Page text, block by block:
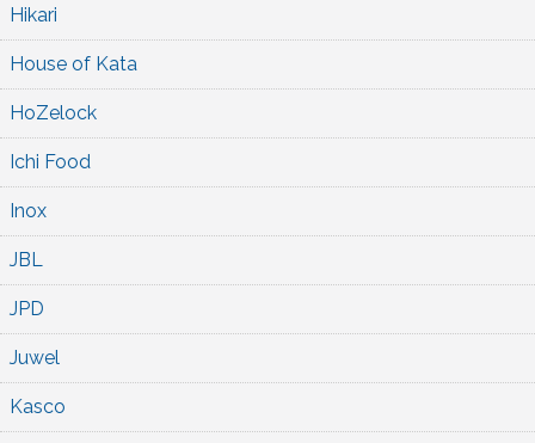
Hikari
House of Kata
HoZelock
Ichi Food
Inox
JBL
JPD
Juwel
Kasco